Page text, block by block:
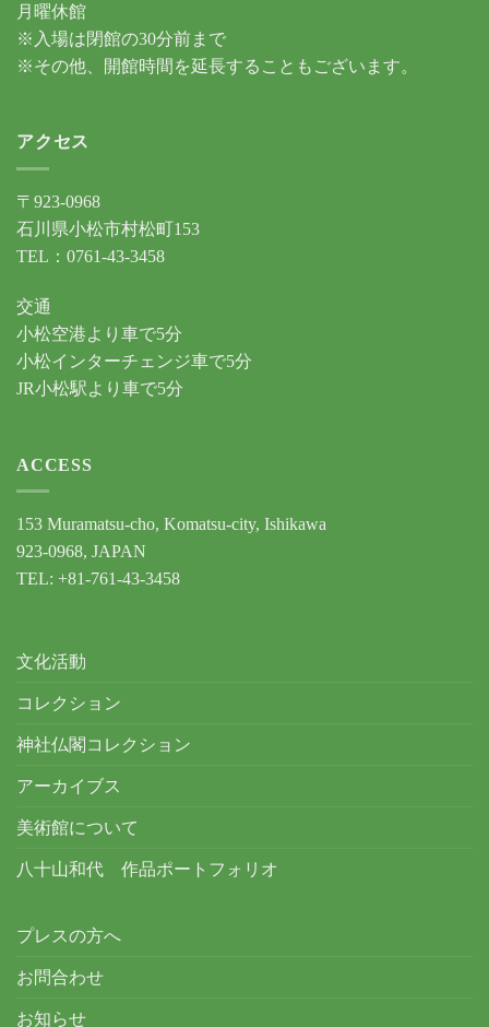
月曜休館
※入場は閉館の30分前まで
※その他、開館時間を延長することもございます。
アクセス
〒923-0968
石川県小松市村松町153
TEL：0761-43-3458
交通
小松空港より車で5分
小松インターチェンジ車で5分
JR小松駅より車で5分
ACCESS
153 Muramatsu-cho, Komatsu-city, Ishikawa
923-0968, JAPAN
TEL: +81-761-43-3458
文化活動
コレクション
神社仏閣コレクション
アーカイブス
美術館について
八十山和代 作品ポートフォリオ
プレスの方へ
お問合わせ
お知らせ